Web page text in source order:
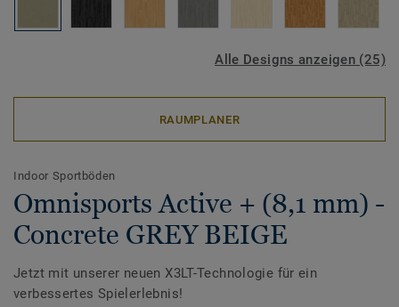
Alle Designs anzeigen (25)
RAUMPLANER
Indoor Sportböden
Omnisports Active + (8,1 mm) -
Concrete GREY BEIGE
Jetzt mit unserer neuen X3LT-Technologie für ein
verbessertes Spielerlebnis!